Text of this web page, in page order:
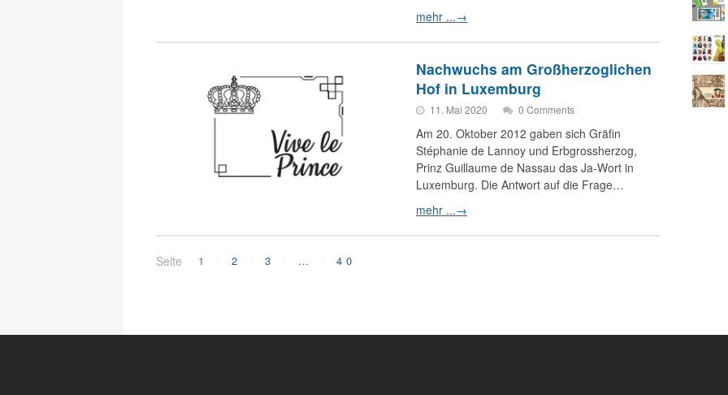
mehr ...→
Nachwuchs am Großherzoglichen
Hof in Luxemburg
11. Mai 2020 0 Comments
Am 20. Oktober 2012 gaben sich Gräfin
Stéphanie de Lannoy und Erbgrossherzog,
Prinz Guillaume de Nassau das Ja-Wort in
Luxemburg. Die Antwort auf die Frage…
mehr ...→
Seite 1 2 3 … 40